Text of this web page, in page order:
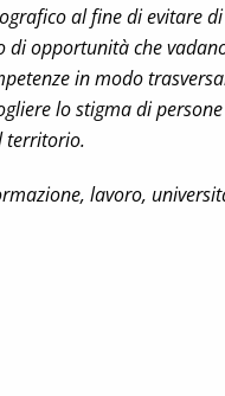
al fine di evitare
di opportunità che
in modo
lo stigma di
territorio.
lavoro,